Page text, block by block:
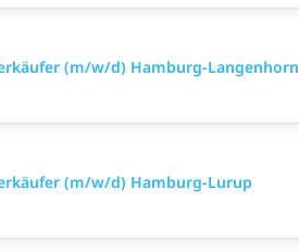
(m/w/d) Hamburg-Langenhorn
(m/w/d) Hamburg-Lurup